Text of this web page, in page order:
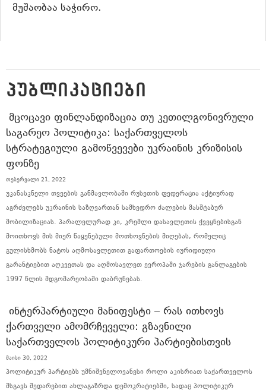
მუშაობაა საჭირო.
ᲞᲣᲑᲚᲘᲙᲐᲪᲘᲔᲑᲘ
ᲛᲪᲝᲪᲐᲕᲘ ᲤᲘᲜᲚᲐᲜᲓᲘᲖᲐᲪᲘᲐ ᲗᲣ ᲙᲔᲗᲘᲚᲒᲝᲜᲘᲕᲠᲣᲚᲘ
ᲡᲐᲒᲐᲠᲔᲝ ᲞᲝᲚᲘᲢᲘᲙᲐ: ᲡᲐᲥᲐᲠᲗᲕᲔᲚᲝᲡ
ᲡᲢᲠᲐᲢᲔᲒᲘᲣᲚᲘ ᲒᲐᲛᲝᲬᲕᲔᲕᲔᲑᲘ ᲣᲙᲠᲐᲘᲜᲘᲡ ᲙᲠᲘᲖᲘᲡᲘᲡ
ᲤᲝᲜᲖᲔ
თებერვალი 21, 2022
უკანასკნელი თვეების განმავლობაში რუსეთის ფედერაცია აქტიურად
აგრძელებს უკრაინის საზღვართან სამხედრო ძალების მასშტაბურ
მობილიზაციას. პარალელურად კი, კრემლი დასავლეთის ქვეყნებისგან
მოითხოვს მის მიერ წაყენებული მოთხოვნების მიღებას, რომელიც
გულისხმობს ნატოს აღმოსავლეთით გაფართოების იურიდიული
გარანტიებით აღკვეთას და აღმოსავლეთ ევროპაში ჯარების განლაგების
1997 წლის მდგომარეობაში დაბრუნებას.
ᲘᲜᲢᲔᲠᲞᲐᲠᲢᲘᲣᲚᲘ ᲛᲐᲜᲘᲤᲔᲡᲢᲘ – ᲠᲐᲡ ᲘᲗᲮᲝᲕᲡ
ᲥᲐᲠᲗᲕᲔᲚᲘ ᲐᲛᲝᲛᲠᲩᲔᲕᲔᲚᲘ: ᲒᲖᲐᲕᲜᲘᲚᲘ
ᲡᲐᲥᲐᲠᲗᲕᲔᲚᲝᲡ ᲞᲝᲚᲘᲢᲘᲙᲣᲠᲘ ᲞᲐᲠᲢᲘᲔᲑᲘᲡᲗᲕᲘᲡ
მაისი 30, 2022
პოლიტიკურ პარტიებს უმნიშვნელოვანესი როლი აკისრიათ საქართველოს
მსგავს შედარებით ახლაგაზრდა დემოკრატიებში, სადაც პოლიტიკურ